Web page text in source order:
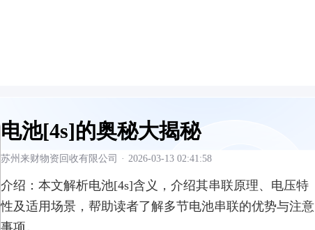
电池[4s]的奥秘大揭秘
苏州来财物资回收有限公司 · 2026-03-13 02:41:58
介绍： 本文解析电池[4s]含义，介绍其串联原理、电压特
性及适用场景，帮助读者了解多节电池串联的优势与注意
事项。